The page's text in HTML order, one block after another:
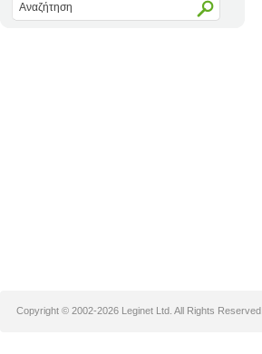
Copyright © 2002-2026 Leginet Ltd. All Rights Reserved.